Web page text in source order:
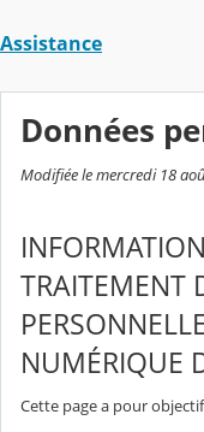
Assistance
Données
Modifiée le mercredi 18
TRAITEMENT
NUMÉRIQUE
Cette page a pour